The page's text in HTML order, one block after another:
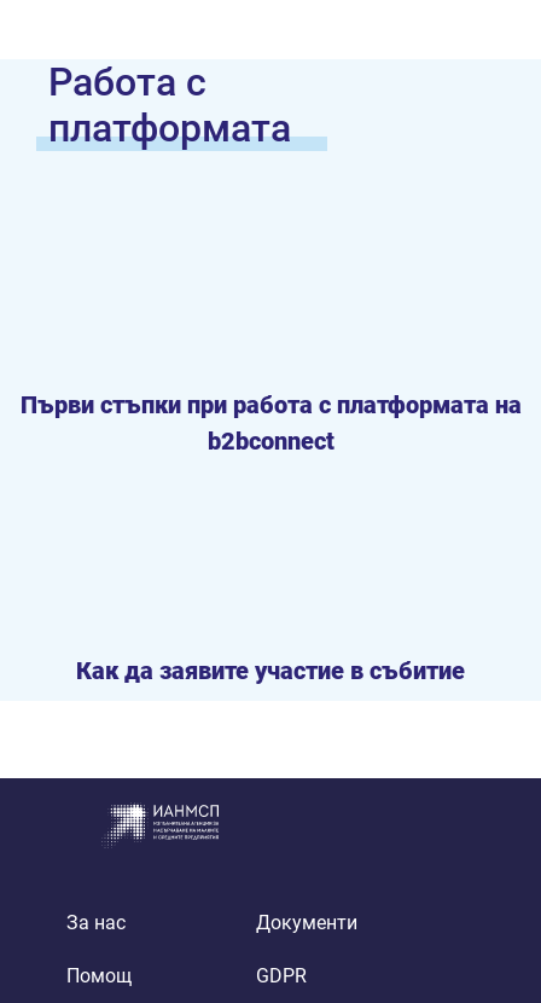
Работа с
платформата
Първи стъпки при работа с платформата на
b2bconnect
Как да заявите участие в събитие
За нас
Помощ
Документи
GDPR